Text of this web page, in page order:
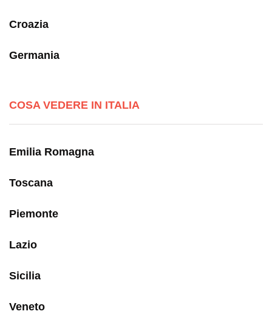
Croazia
Germania
COSA VEDERE IN ITALIA
Emilia Romagna
Toscana
Piemonte
Lazio
Sicilia
Veneto